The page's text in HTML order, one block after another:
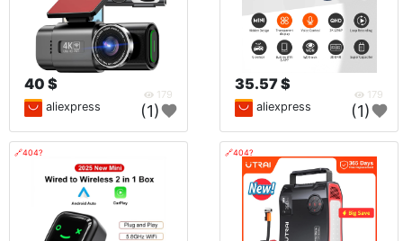
40 $
179
aliexpress (1)
35.57 $
179
aliexpress (1)
🔗404? 🔗404?